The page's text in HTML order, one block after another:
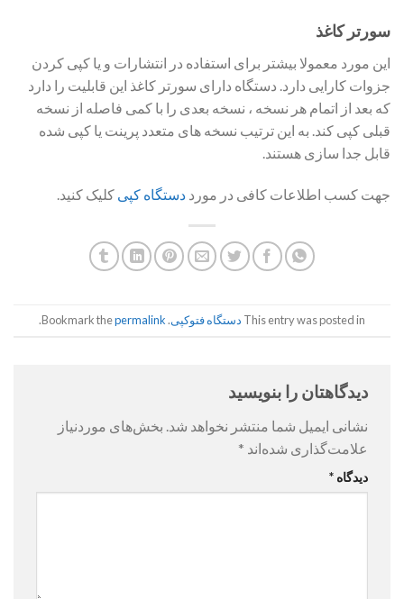
سورتر کاغذ
این مورد معمولا بیشتر برای استفاده در انتشارات و یا کپی کردن
جزوات کارایی دارد. دستگاه دارای سورتر کاغذ این قابلیت را دارد
که بعد از اتمام هر نسخه ، نسخه بعدی را با کمی فاصله از نسخه
قبلی کپی کند. به این ترتیب نسخه های متعدد پرینت یا کپی شده
قابل جدا سازی هستند.
جهت کسب اطلاعات کافی در مورد دستگاه کپی کلیک کنید.
This entry was posted in دستگاه فتوکپی. Bookmark the
permalink
.
دیدگاهتان را بنویسید
نشانی ایمیل شما منتشر نخواهد شد. بخش‌های موردنیاز
علامت‌گذاری شده‌اند *
دیدگاه *